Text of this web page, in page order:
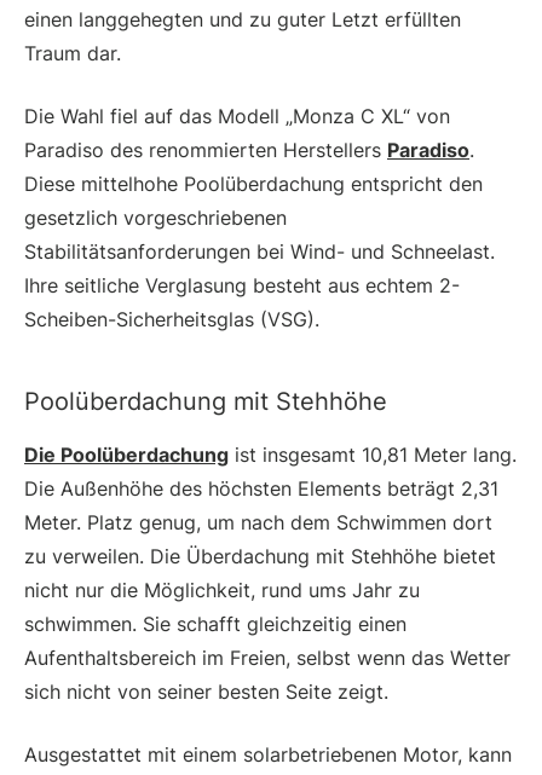
einen langgehegten und zu guter Letzt erfüllten
Traum dar.
Die Wahl fiel auf das Modell „Monza C XL“ von
Paradiso des renommierten Herstellers Paradiso.
Diese mittelhohe Poolüberdachung entspricht den
gesetzlich vorgeschriebenen
Stabilitätsanforderungen bei Wind- und Schneelast.
Ihre seitliche Verglasung besteht aus echtem 2-
Scheiben-Sicherheitsglas (VSG).
Poolüberdachung mit Stehhöhe
Die Poolüberdachung ist insgesamt 10,81 Meter lang.
Die Außenhöhe des höchsten Elements beträgt 2,31
Meter. Platz genug, um nach dem Schwimmen dort
zu verweilen. Die Überdachung mit Stehhöhe bietet
nicht nur die Möglichkeit, rund ums Jahr zu
schwimmen. Sie schafft gleichzeitig einen
Aufenthaltsbereich im Freien, selbst wenn das Wetter
sich nicht von seiner besten Seite zeigt.
Ausgestattet mit einem solarbetriebenen Motor, kann